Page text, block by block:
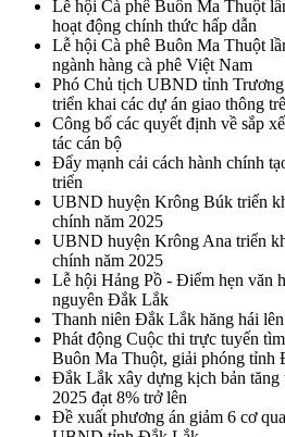
Lễ hội Cà phê Buôn Ma Thuột
hoạt động chính thức hấp dẫn
Lễ hội Cà phê Buôn Ma Thuột
ngành hàng cà phê Việt Nam
Phó Chủ tịch UBND tỉnh
triển khai các dự án giao thông
Công bố các quyết định về sắp
tác cán bộ
Đẩy mạnh cải cách hành chính
triển
UBND huyện Krông Búk triển
chính năm 2025
UBND huyện Krông Ana triển
chính năm 2025
Lễ hội Hảng Pồ - Điểm hẹn văn
nguyên Đắk Lắk
Thanh niên Đắk Lắk hăng hái
Phát động Cuộc thi trực tuyến
Buôn Ma Thuột, giải phóng tỉnh
Đắk Lắk xây dựng kịch bản tăng
2025 đạt 8% trở lên
Đề xuất phương án giảm 6 cơ